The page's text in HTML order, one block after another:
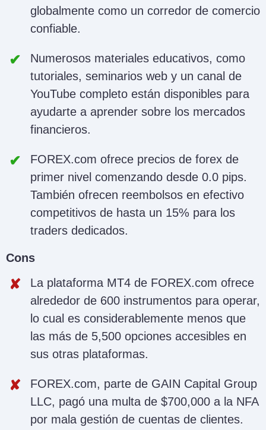
globalmente como un corredor de comercio
confiable.
Numerosos materiales educativos, como
tutoriales, seminarios web y un canal de
YouTube completo están disponibles para
ayudarte a aprender sobre los mercados
financieros.
FOREX.com ofrece precios de forex de
primer nivel comenzando desde 0.0 pips.
También ofrecen reembolsos en efectivo
competitivos de hasta un 15% para los
traders dedicados.
Cons
La plataforma MT4 de FOREX.com ofrece
alrededor de 600 instrumentos para operar,
lo cual es considerablemente menos que
las más de 5,500 opciones accesibles en
sus otras plataformas.
FOREX.com, parte de GAIN Capital Group
LLC, pagó una multa de $700,000 a la NFA
por mala gestión de cuentas de clientes.